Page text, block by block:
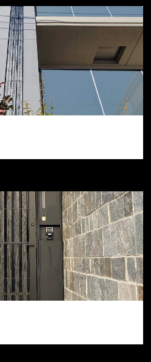
・
japanese
・
partition
・others
・
suzukaze
・
・